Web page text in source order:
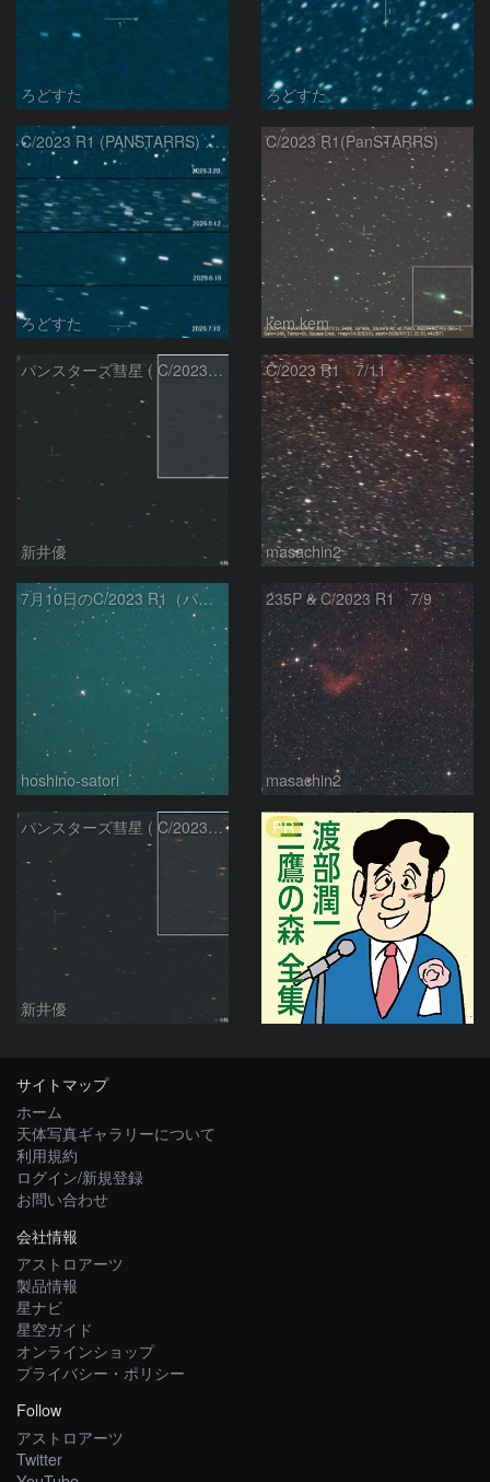
ろどすた ろどすた
C/2023 R1 (PANSTARRS) の変化
ろどすた
C/2023 R1(PanSTARRS)
kem.kem
パンスターズ彗星 ( C/2023R1 ) ：2026/07/08
新井優
C/2023 R1 7/11
masachin2
7月10日のC/2023 R1（パンスターズ彗星）
hoshino-satori
235P & C/2023 R1 7/9
masachin2
パンスターズ彗星 ( C/2023R1 ) ：2026/05/20
新井優
PR
サイトマップ
ホーム
天体写真ギャラリーについて
利用規約
ログイン/新規登録
お問い合わせ
会社情報
アストロアーツ
製品情報
星ナビ
星空ガイド
オンラインショップ
プライバシー・ポリシー
Follow
アストロアーツ
Twitter